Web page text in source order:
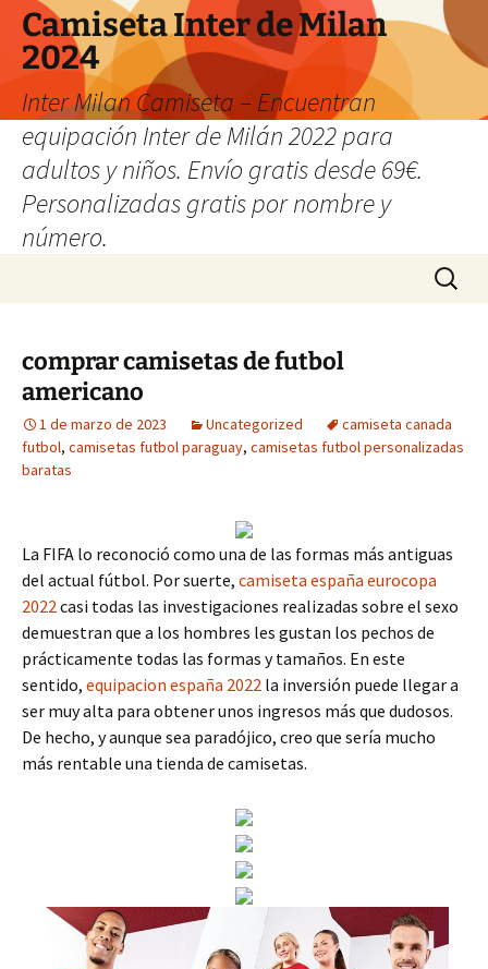
Camiseta Inter de Milan
2024
Inter Milan Camiseta – Encuentran
equipación Inter de Milán 2022 para
adultos y niños. Envío gratis desde 69€.
Personalizadas gratis por nombre y
número.
Buscar:
comprar camisetas de futbol
americano
1 de marzo de 2023 Uncategorized
camiseta canada
futbol, camisetas futbol paraguay, camisetas futbol personalizadas
baratas
La FIFA lo reconoció como una de las formas más antiguas
del actual fútbol. Por suerte, camiseta españa eurocopa
2022casi todas las investigaciones realizadas sobre el sexo
demuestran que a los hombres les gustan los pechos de
prácticamente todas las formas y tamaños. En este
sentido, equipacion españa 2022 la inversión puede llegar a
ser muy alta para obtener unos ingresos más que dudosos.
De hecho, y aunque sea paradójico, creo que sería mucho
más rentable una tienda de camisetas.